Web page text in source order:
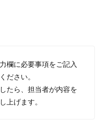
欄に必要事項をご記入
ださい。
たら、担当者が内容を
上げます。